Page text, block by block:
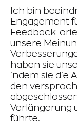
Ich bin
Engagement
Feedback-
unsere
haben sie
indem sie die
den
Verlängerung
führte.